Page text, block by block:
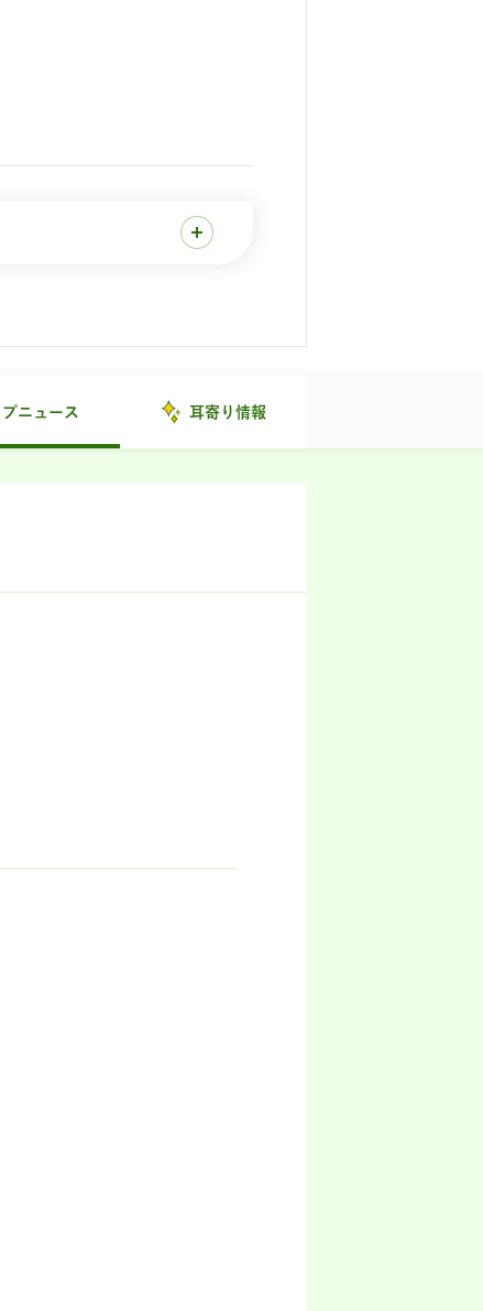
ニュース 耳寄り情報